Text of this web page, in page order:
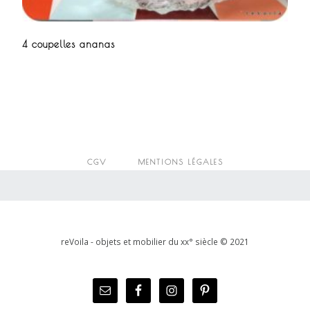
4 coupelles ananas
CGV MENTIONS LÉGALES
reVoila - objets et mobilier du xx° siècle © 2021